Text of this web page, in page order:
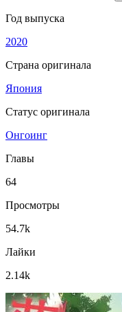
Год выпуска
2020
Страна оригинала
Япония
Статус оригинала
Онгоинг
Главы
64
Просмотры
54.7k
Лайки
2.14k